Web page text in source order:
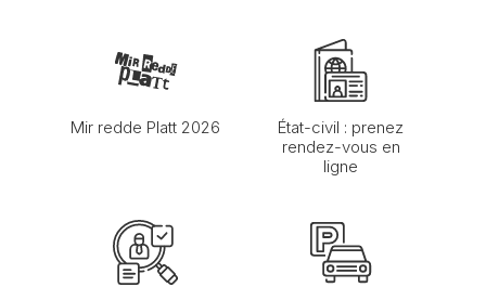
Mir redde Platt 2026
État-civil : prenez
rendez-vous en
ligne